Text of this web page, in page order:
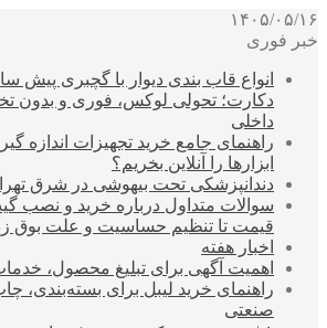
۱۴۰۵/۰۵/۱۶
خبر فوری
انواع قاب بندی دیوار با گچبری پیش
دکارت؛ تحولی لوکس، فوری و بدون
داخلی
راهنمای جامع خرید تجهیزات اندازه
ابزارها را آنلاین بخریم؟
دندانپزشکی تحت بیهوشی در شرق
سوالات متداول درباره خرید و نصب
قیمت تا تنظیم حساسیت و علت بوق
اخبار هفته
اهمیت آگهی برای تبلیغ محصول،
راهنمای خرید لیبل برای بسته‌بندی،
صنعتی